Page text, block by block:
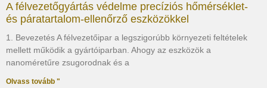
A félvezetőgyártás védelme precíziós hőmérséklet-
és páratartalom-ellenőrző eszközökkel
1. Bevezetés A félvezetőipar a legszigorúbb környezeti feltételek
mellett működik a gyártóiparban. Ahogy az eszközök a
nanoméretűre zsugorodnak és a
Olvass tovább "